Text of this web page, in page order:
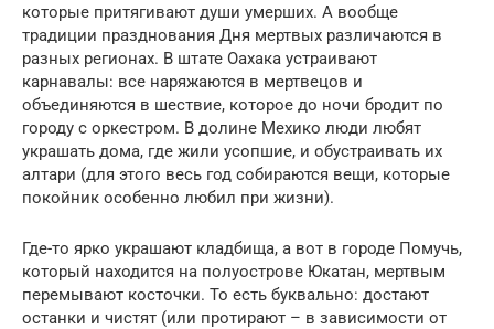
которые притягивают души умерших. А вообще
традиции празднования Дня мертвых различаются в
разных регионах. В штате Оахака устраивают
карнавалы: все наряжаются в мертвецов и
объединяются в шествие, которое до ночи бродит по
городу с оркестром. В долине Мехико люди любят
украшать дома, где жили усопшие, и обустраивать их
алтари (для этого весь год собираются вещи, которые
покойник особенно любил при жизни).
Где-то ярко украшают кладбища, а вот в городе Помучь,
который находится на полуострове Юкатан, мертвым
перемывают косточки. То есть буквально: достают
останки и чистят (или протирают – в зависимости от